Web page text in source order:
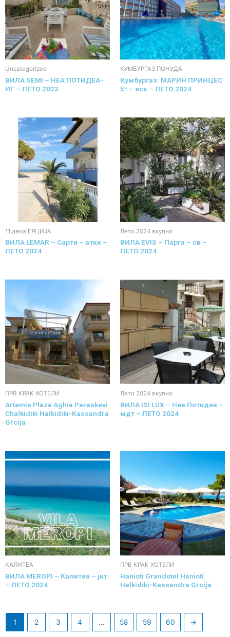
Uncategorized
ВИЛА SEMI – НЕА ПОТИДЕА-
ИГ – ЛЕТО 2023
КУМБУРГАЗ ПОНУДА
Кумбургаз: МАРИН ПРИНЦЕС
5* – еск – ЛЕТО 2024
11 дена ГРЦИЈА
ВИЛА LEMAR – Сарти – аткк –
ЛЕТО 2024
Лето 2024 вкупно
ВИЛА EVIS – Парга – св –
ЛЕТО 2024
ПРВ КРАК ХОТЕЛИ
Artemis Plaza Aghia Paraskevi
Chalkidiki Halkidiki-Kassandra
Grcija
Лето 2024 вкупно
ВИЛА ISI LUX – Неа Потидеа –
мдт – ЛЕТО 2024
КАЛИТЕА
ВИЛА MEROPI – Калитеа – јкт
– ЛЕТО 2024
ПРВ КРАК ХОТЕЛИ
Hanioti Grandotel Hanioti
Halkidiki-Kassandra Grcija
1 2 3 4 … 58 59 60 →